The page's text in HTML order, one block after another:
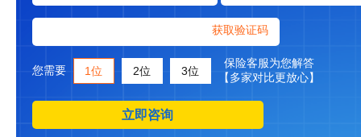
获取验证码
您需要 1位 2位 3位
保险客服为您解答
【多家对比更放心】
立即咨询